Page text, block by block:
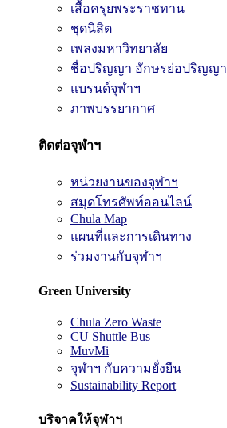
เสื้อครุยพระราชทาน
ชุดนิสิต
เพลงมหาวิทยาลัย
ชื่อปริญญา อักษรย่อปริญญา
แบรนด์จุฬาฯ
ภาพบรรยากาศ
ติดต่อจุฬาฯ
หน่วยงานของจุฬาฯ
สมุดโทรศัพท์ออนไลน์
Chula Map
แผนที่และการเดินทาง
ร่วมงานกับจุฬาฯ
Green University
Chula Zero Waste
CU Shuttle Bus
MuvMi
จุฬาฯ กับความยั่งยืน
Sustainability Report
บริจาคให้จุฬาฯ